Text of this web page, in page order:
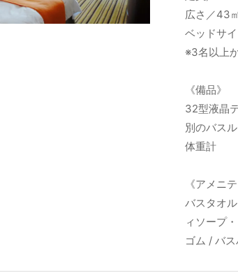
広さ／43
ベッドサ
※3名以上
《備品》
32型液晶
別のバス
体重計
《アメニ
バスタオ
ィソープ
ゴム / バ